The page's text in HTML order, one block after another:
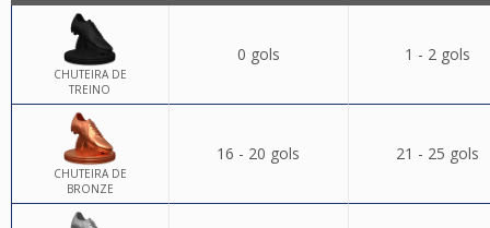
CHUTEIRA DE
TREINO
0 gols 1 - 2 gols
CHUTEIRA DE
BRONZE
16 - 20 gols 21 - 25 gols